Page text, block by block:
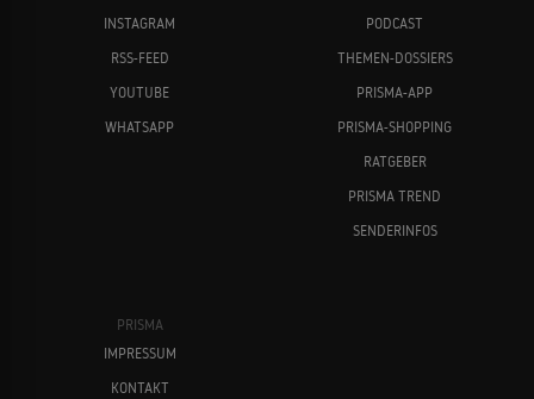
INSTAGRAM
RSS-FEED
YOUTUBE
WHATSAPP
PODCAST
THEMEN-DOSSIERS
PRISMA-APP
PRISMA-SHOPPING
RATGEBER
PRISMA TREND
SENDERINFOS
PRISMA
IMPRESSUM
KONTAKT